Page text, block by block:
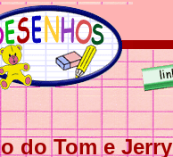
do Tom e Jerry